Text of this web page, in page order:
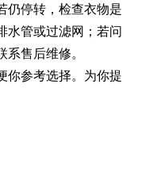
仍停转，检查衣物是
水管或过滤网；若问
售后维修。
你参考选择。为你提